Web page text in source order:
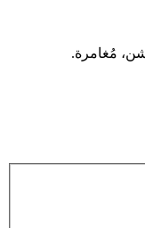
مُغامرة.